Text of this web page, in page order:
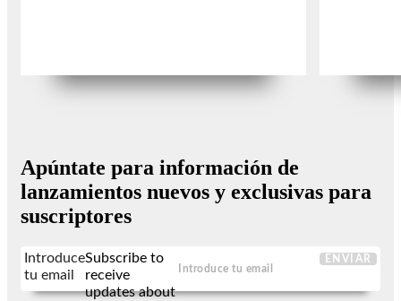
Apúntate para información de
lanzamientos nuevos y exclusivas para
suscriptores
Introduce
tu email
Subscribe to
receive
updates about
ENVIAR